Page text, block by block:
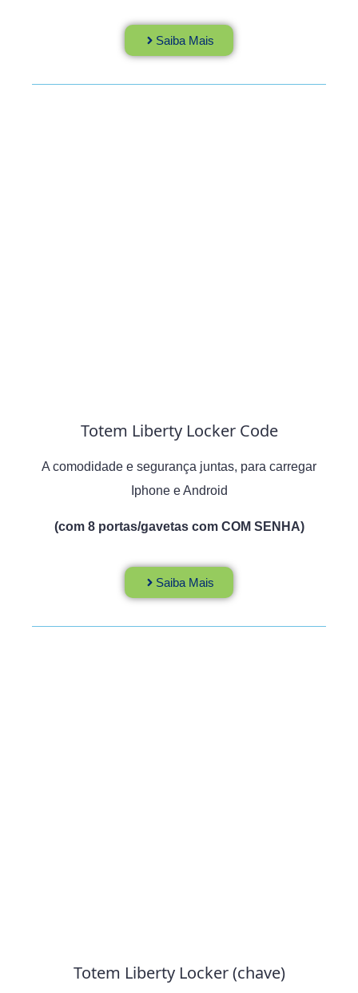
Saiba Mais
Totem Liberty Locker Code
A comodidade e segurança juntas, para carregar
Iphone e Android
(com 8 portas/gavetas com COM SENHA)
Saiba Mais
Totem Liberty Locker (chave)